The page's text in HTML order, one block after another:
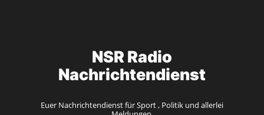
NSR Radio
Nachrichtendienst
Euer Nachrichtendienst für Sport , Politik und allerlei